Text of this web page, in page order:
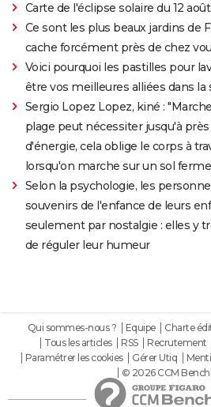
Carte de l'éclipse solaire du 12 août
Ce sont les plus beaux jardins de
cache forcément près de chez
Voici pourquoi les pastilles pour
être vos meilleures alliées dans la
Sergio Lopez Lopez, kiné :
plage peut nécessiter jusqu'à
d'énergie, cela oblige le corps à
lorsqu'on marche sur un sol
Selon la psychologie, les
souvenirs de l'enfance de leurs
seulement par nostalgie : elles y
de réguler leur humeur
Qui sommes-nous ? Equipe Charte
Tous les articles
RSS Recrutement
Paramétrer les cookies
Gérer Utiq
© 2026 CCM